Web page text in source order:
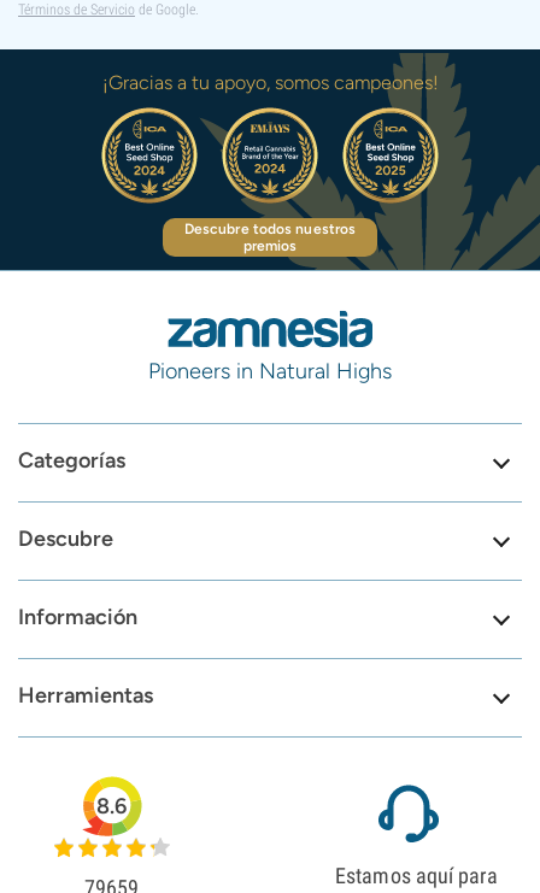
Términos de Servicio de Google.
¡Gracias a tu apoyo, somos campeones!
Descubre todos nuestros
premios
Pioneers in Natural Highs
Categorías
Descubre
Información
Herramientas
8.6
79659 Estamos aquí para